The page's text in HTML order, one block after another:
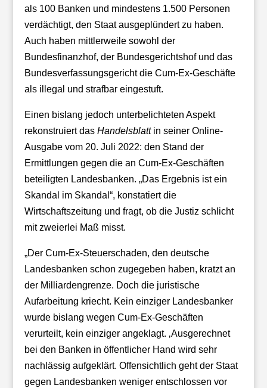
als 100 Banken und mindestens 1.500 Personen
verdächtigt, den Staat ausgeplündert zu haben.
Auch haben mittlerweile sowohl der
Bundesfinanzhof, der Bundesgerichtshof und das
Bundesverfassungsgericht die Cum-Ex-Geschäfte
als illegal und strafbar eingestuft.
Einen bislang jedoch unterbelichteten Aspekt
rekonstruiert das Handelsblattin seiner Online-
Ausgabe vom 20. Juli 2022: den Stand der
Ermittlungen gegen die an Cum-Ex-Geschäften
beteiligten Landesbanken. „Das Ergebnis ist ein
Skandal im Skandal“, konstatiert die
Wirtschaftszeitung und fragt, ob die Justiz schlicht
mit zweierlei Maß misst.
„Der Cum-Ex-Steuerschaden, den deutsche
Landesbanken schon zugegeben haben, kratzt an
der Milliardengrenze. Doch die juristische
Aufarbeitung kriecht. Kein einziger Landesbanker
wurde bislang wegen Cum-Ex-Geschäften
verurteilt, kein einziger angeklagt. ‚Ausgerechnet
bei den Banken in öffentlicher Hand wird sehr
nachlässig aufgeklärt. Offensichtlich geht der Staat
gegen Landesbanken weniger entschlossen vor